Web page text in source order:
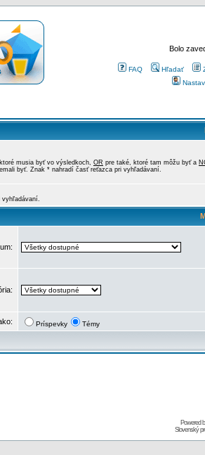
Bolo
FAQ Hľadať
musia byť vo výsledkoch, OR pre také, ktoré tam môžu byť a
byť. Znak * nahradí časť reťazca pri vyhľadávaní.
vyhľadávaní.
Príspevky Témy
Powered
Slovenský